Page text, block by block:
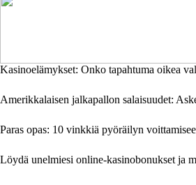
Kasinoelämykset: Onko tapahtuma oikea
Amerikkalaisen jalkapallon salaisuudet:
Paras opas: 10 vinkkiä pyöräilyn
Löydä unelmiesi online-kasinobonukset ja